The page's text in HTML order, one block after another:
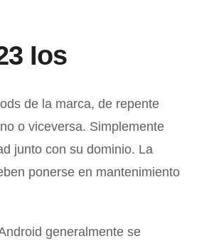
Ios
de la marca, de repente
o viceversa. Simplemente
junto con su dominio. La
ponerse en mantenimiento
generalmente se